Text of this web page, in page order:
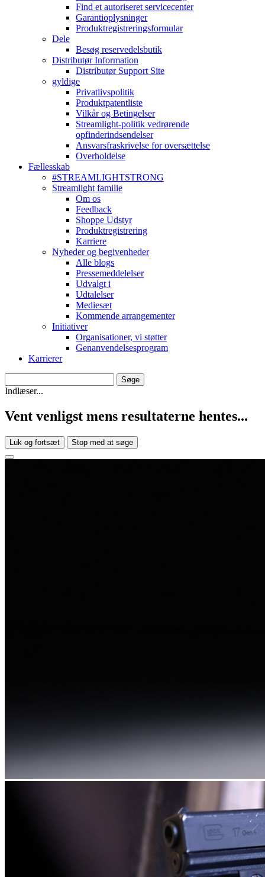
Find et autoriseret servicecenter
Garantioplysninger
Produktregistreringsformular
Dele
Besøg reservedelsbutik
Distributør Information
Distributør Support Site
gyldige
Privatlivspolitik
Produktpatentliste
Vilkår og Betingelser
Streamlight-politik vedrørende
opfinderindsendelser
Ansvarsfraskrivelse for oversættelse
Overholdelse
Fællesskab
#STREAMLIGHTSTRONG
Streamlight familie
Om os
Feedback
Shoppe Udstyr
Produktregistrering
Karriere
Nyheder og begivenheder
Alle blogs
Pressemeddelelser
Udvalgt i
Udtalelser
Mediesæt
Kommende arrangementer
Initiativer
Organisationer, vi støtter
Genanvendelsesprogram
Karrierer
Indlæser...
Vent venligst mens resultaterne hentes...
Luk og fortsæt Stop med at søge